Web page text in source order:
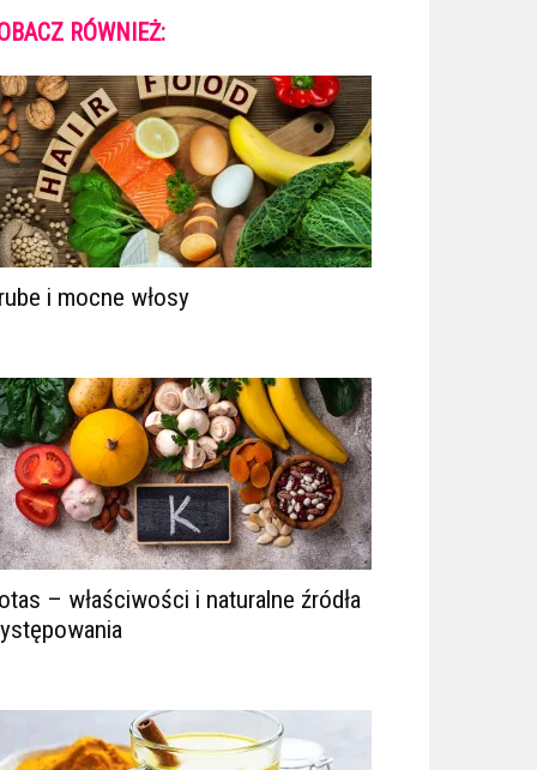
RÓWNIEŻ:
i mocne włosy
– właściwości i naturalne źródła